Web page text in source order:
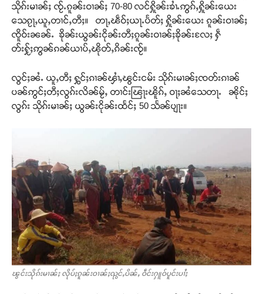
သိုၵ်းမၢၼ်ႈ ၸႂ်ႉၵူၼ်းဝၢၼ်ႈ 70-80 လင်ႁိူၼ်းၶၢႆႉဢွၵ်ႇႁိူၼ်းယေး
သေၵႂႃႇယူႇတၢင်ႇတီႈ။ တႃႇၽဵဝ်ႈယႃႉပႅတ်ႈ ႁိူၼ်းယေး ၵူၼ်းဝၢၼ်ႈ
ၸိူဝ်းၼၼ်ႉ ၶိုၼ်းယွၼ်းငိုၼ်းတီႈၵူၼ်းဝၢၼ်ႈၶိုၼ်းလႄႈ ႁဵ
တ်းႁႂ်ႈဢွၼ်ၵၼ်ယၢပ်ႇၽိုတ်ႇၵိၼ်းၸႂ်။
လွင်ႈၼႆႉ ယူႇတီႈ ႁွင်ႈၵၢၼ်ၾၢႆႇၽွင်းငမ်း သိုၵ်းမၢၼ်ႈၸတ်းၵၢၼ်
ပၼ်ဢွင်ႈတီႈလွၵ်းလိၼ်မႂ်ႇ တၢင်းၽြႃးၽိူၵ်ႇ ဝႃႈၼႆသေတႃႉ ၼိုင်ႈ
လွၵ်း သိုၵ်းမၢၼ်ႈ ယွၼ်းငိုၼ်းထႅင်ႈ 50 သႅၼ်ပျႃး။
ၽွင်းသိုၵ်းမၢၼ်ႈ လိုပ်ႈၵူၼ်းဝၢၼ်ႈၺွင်ႇပိၼ်ႇ ဝဵင်းႁူဝ်ပူင်းပၢႆႈ